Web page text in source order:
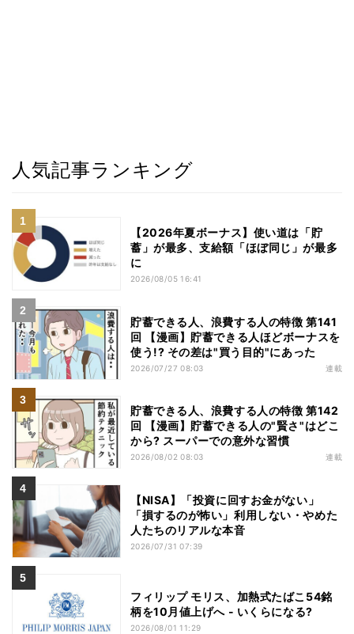
人気記事ランキング
【2026年夏ボーナス】使い道は「貯
蓄」が最多、支給額「ほぼ同じ」が最多
に
2026/08/05 16:41
貯蓄できる人、浪費する人の特徴 第141
回 【漫画】貯蓄できる人ほどボーナスを
使う!? その差は"買う目的"にあった
2026/07/27 08:03 連載
貯蓄できる人、浪費する人の特徴 第142
回 【漫画】貯蓄できる人の"賢さ"はどこ
から? スーパーでの意外な習慣
2026/08/02 08:03 連載
【NISA】「投資に回すお金がない」
「損するのが怖い」利用しない・やめた
人たちのリアルな本音
2026/07/31 07:39
フィリップ モリス、加熱式たばこ54銘
柄を10月値上げへ - いくらになる?
2026/08/01 11:29